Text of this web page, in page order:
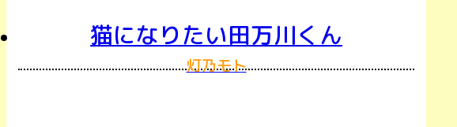
猫になりたい田万川くん
灯乃モト